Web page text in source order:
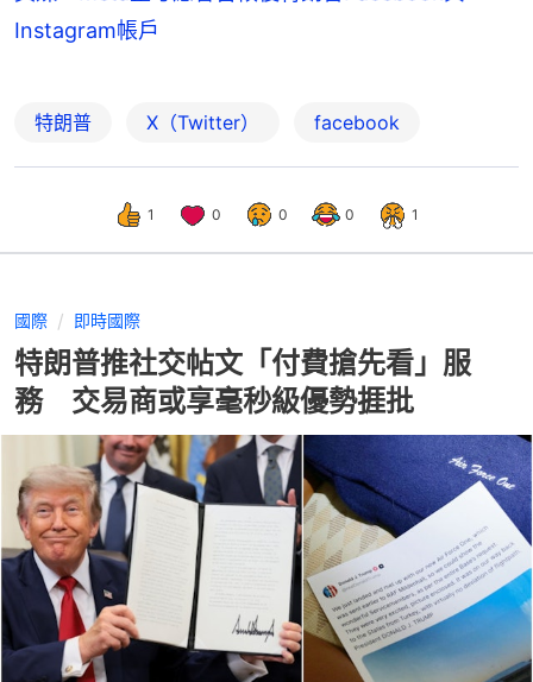
Instagram帳戶
特朗普 X（Twitter） facebook
1 0 0 0 1
國際 即時國際
特朗普推社交帖文「付費搶先看」服
務 交易商或享毫秒級優勢捱批